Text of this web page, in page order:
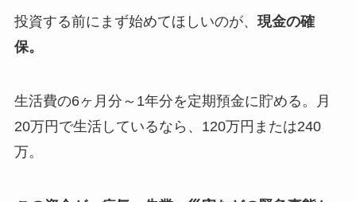
投資する前にまず始めてほしいのが、 現金の確
保。
生活費の6ヶ月分～1年分を定期預金に貯める。月
20万円で生活しているなら、120万円または240
万。